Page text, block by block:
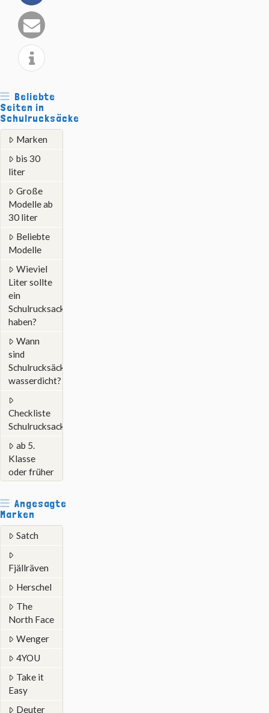
Beliebte
Seiten in
Schulrucksäcke
Marken
bis 30
liter
Große
Modelle ab
30 liter
Beliebte
Modelle
Wieviel
Liter sollte
ein
Schulrucksack
haben?
Wann
sind
Schulrucksäcke
wasserdicht?
Checkliste
Schulrucksack
ab 5.
Klasse
oder früher
Angesagte
Marken
Satch
Fjällräven
Herschel
The
North Face
Wenger
4YOU
Take it
Easy
Deuter